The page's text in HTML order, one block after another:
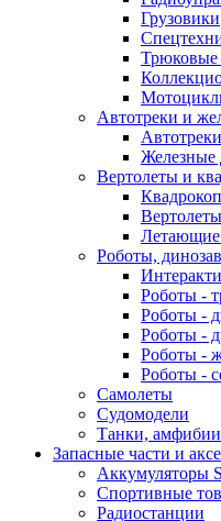
Грузовики
Автотреки и
Автотреки
Железные
Вертолеты и
Вертолеты
Роботы,
Роботы -
Роботы -
Роботы -
Роботы -
Роботы -
Самолеты
Судомодели
Танки, амфибии
Запасные части и
Аккумуляторы
Спортивные
Радиостанции